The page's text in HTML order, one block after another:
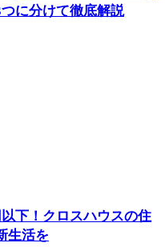
に分けて徹底解説
下！クロスハウスの住
生活を